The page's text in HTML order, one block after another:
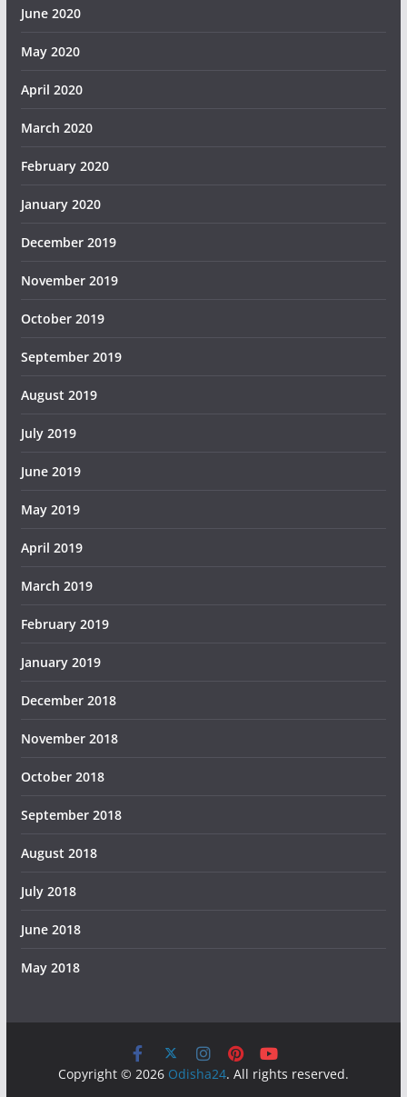
June 2020
May 2020
April 2020
March 2020
February 2020
January 2020
December 2019
November 2019
October 2019
September 2019
August 2019
July 2019
June 2019
May 2019
April 2019
March 2019
February 2019
January 2019
December 2018
November 2018
October 2018
September 2018
August 2018
July 2018
June 2018
May 2018
Copyright © 2026 Odisha24. All rights reserved.